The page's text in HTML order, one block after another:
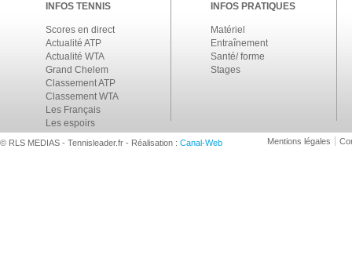
INFOS TENNIS
Scores en direct
Actualité ATP
Actualité WTA
Grand Chelem
Classement ATP
Classement WTA
Les Français
Les espoirs
INFOS PRATIQUES
Matériel
Entraînement
Santé/ forme
Stages
© RLS MEDIAS - Tennisleader.fr - Réalisation : Canal-Web Mentions légales